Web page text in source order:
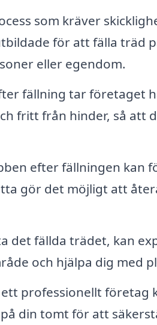
som kräver
för att fälla träd
eller egendom.
fällning tar företaget
fritt från hinder, så att
efter fällningen kan
gör det möjligt att
det fällda trädet, kan
och hjälpa dig med
professionellt företag
din tomt för att